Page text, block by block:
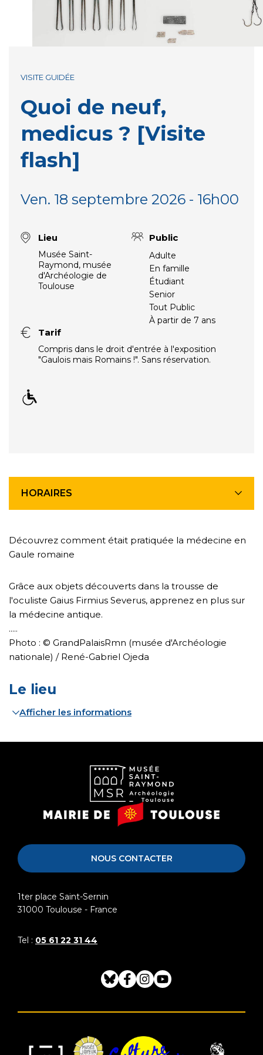
Quoi de neuf,
medicus ? [Visite
flash]
VISITE GUIDÉE
Ven. 18 septembre 2026 - 16h00
Lieu
Musée Saint-
Raymond, musée
d'Archéologie de
Toulouse
Public
Adulte
En famille
Étudiant
Senior
Tout Public
À partir de 7 ans
Tarif
Compris dans le droit d'entrée à l'exposition
"Gaulois mais Romains !". Sans réservation.
HORAIRES
Découvrez comment était pratiquée la médecine en
Gaule romaine
Grâce aux objets découverts dans la trousse de
l'oculiste Gaius Firmius Severus, apprenez en plus sur
la médecine antique.
.....
Photo : © GrandPalaisRmn (musée d'Archéologie
nationale) / René-Gabriel Ojeda
Le lieu
Afficher les informations
Musée
Saint-
Mairie
de
NOUS CONTACTER
1ter place Saint-Sernin
31000 Toulouse - France
Tel : 05 61 22 31 44
BlueskyFacebook
Instagram
Youtube